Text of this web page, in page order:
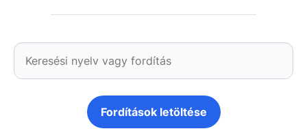
Fordítások letöltése